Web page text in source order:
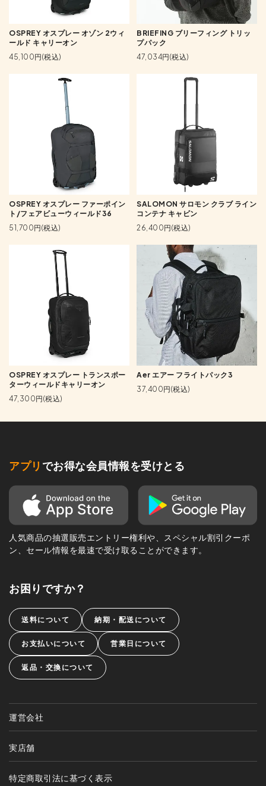
OSPREY オスプレー オゾン 2ウィ
ールド キャリーオン
45,100円(税込)
BRIEFING ブリーフィング トリッ
プパック
47,034円(税込)
OSPREY オスプレー ファーポイン
ト/フェアビューウィールド36
51,700円(税込)
SALOMON サロモン クラブ ライン
コンテナ キャビン
26,400円(税込)
OSPREY オスプレー トランスポー
ターウィールドキャリーオン
47,300円(税込)
Aer エアー フライトパック3
37,400円(税込)
アプリ でお得な会員情報を受けとる
人気商品の抽選販売エントリー権利や、スペシャル割引クーポ
ン、セール情報を最速で受け取ることができます。
お困りですか？
送料について 納期・配送について
お支払いについて 営業日について
返品・交換について
運営会社
実店舗
特定商取引法に基づく表示